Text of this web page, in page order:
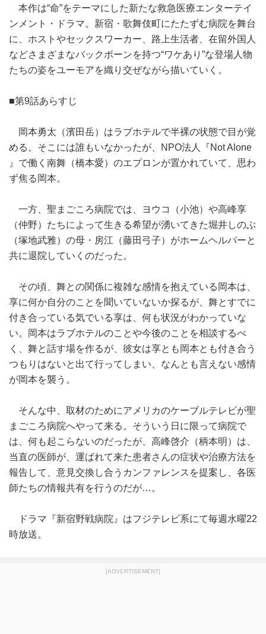
本作は“命”をテーマにした新たな救急医療エンターテイ
ンメント・ドラマ。新宿・歌舞伎町にたたずむ病院を舞台
に、ホストやセックスワーカー、路上生活者、在留外国人
などさまざまなバックボーンを持つ“ワケあり”な登場人物
たちの姿をユーモアを織り交ぜながら描いていく。
■第9話あらすじ
岡本勇太（濱田岳）はラブホテルで半裸の状態で目が覚
める。そこには誰もいなかったが、NPO法人『Not Alone
』で働く南舞（橋本愛）のエプロンが置かれていて、思わ
ず焦る岡本。
一方、聖まごころ病院では、ヨウコ（小池）や高峰享
（仲野）たちによって生きる希望が湧いてきた堀井しのぶ
（塚地武雅）の母・房江（藤田弓子）がホームヘルパーと
共に退院していくのだった。
その頃、舞との関係に複雑な感情を抱えている岡本は、
享に何か自分のことを聞いていないか探るが、舞とすでに
付き合っている気でいる享は、何も状況がわかっていな
い。岡本はラブホテルのことや今後のことを相談するべ
く、舞と話す場を作るが、彼女は享とも岡本とも付き合う
つもりはないと出て行ってしまい、なんとも言えない感情
が岡本を襲う。
そんな中、取材のためにアメリカのケーブルテレビが聖
まごころ病院へやって来る。そういう日に限って病院で
は、何も起こらないのだったが、高峰啓介（柄本明）は、
当直の医師が、運ばれて来た患者さんの症状や治療方法を
報告して、意見交換し合うカンファレンスを提案し、各医
師たちの情報共有を行うのだが…。
ドラマ『新宿野戦病院』はフジテレビ系にて毎週水曜22
時放送。
[ADVERTISEMENT]